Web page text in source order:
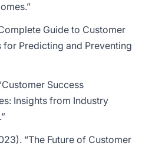
Guide to Customer
for Predicting and Preventing
Success
Insights from Industry
“The Future of Customer